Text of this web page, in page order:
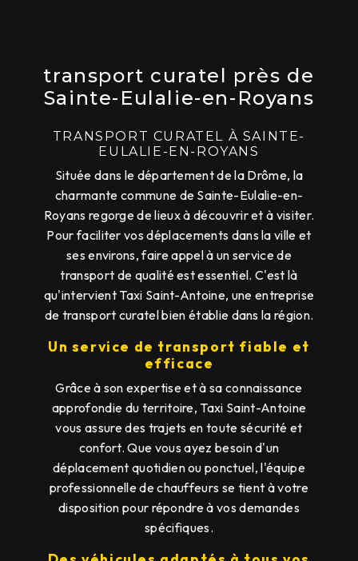
transport curatel près de
Sainte-Eulalie-en-Royans
TRANSPORT CURATEL À SAINTE-
EULALIE-EN-ROYANS
Située dans le département de la Drôme, la
charmante commune de Sainte-Eulalie-en-
Royans regorge de lieux à découvrir et à visiter.
Pour faciliter vos déplacements dans la ville et
ses environs, faire appel à un service de
transport de qualité est essentiel. C'est là
qu'intervient Taxi Saint-Antoine, une entreprise
de transport curatel bien établie dans la région.
Un service de transport fiable et
efficace
Grâce à son expertise et à sa connaissance
approfondie du territoire, Taxi Saint-Antoine
vous assure des trajets en toute sécurité et
confort. Que vous ayez besoin d'un
déplacement quotidien ou ponctuel, l'équipe
professionnelle de chauffeurs se tient à votre
disposition pour répondre à vos demandes
spécifiques.